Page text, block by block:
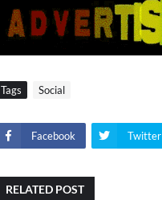
Tags Social
Facebook Twitter
RELATED POST